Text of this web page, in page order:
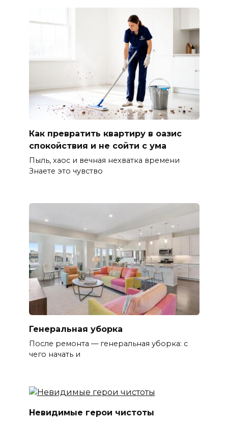
Как превратить квартиру в оазис
спокойствия и не сойти с ума
Пыль, хаос и вечная нехватка времени
Знаете это чувство
Генеральная уборка
После ремонта — генеральная уборка: с
чего начать и
Невидимые герои чистоты